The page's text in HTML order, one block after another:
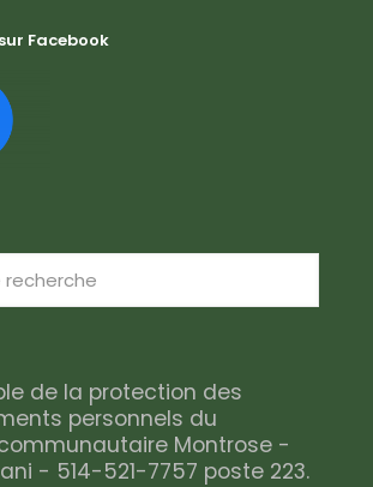
Facebook
de la protection des
personnels du
Montrose -
- 514-521-7757 poste 223.